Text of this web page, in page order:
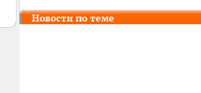
Новости по теме